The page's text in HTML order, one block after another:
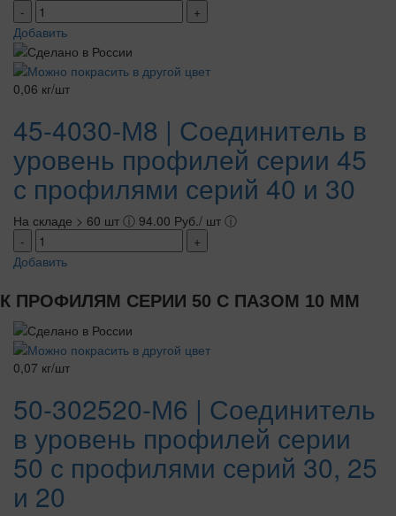
-
+
Добавить
0,06 кг/шт
45-4030-М8 | Соединитель в
уровень профилей серии 45
с профилями серий 40 и 30
На складе > 60 шт ⓘ 94.00 Руб./ шт ⓘ
-
+
Добавить
К ПРОФИЛЯМ СЕРИИ 50 С ПАЗОМ 10 ММ
0,07 кг/шт
50-302520-М6 | Соединитель
в уровень профилей серии
50 с профилями серий 30, 25
и 20